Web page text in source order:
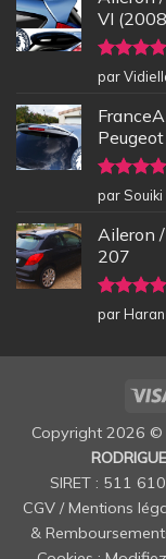
VI
Note5
5
par
Note5
5
par Souiki
Aileron
207
Note5
5
par Haran
Copyright 2026 ©
SIRET : 511
CGV / Mentions
&